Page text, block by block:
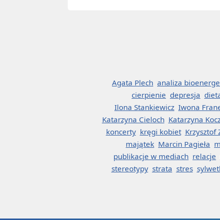
Agata Plech analiza
cierpienie depresja
Ilona Stankiewicz Iwona
Katarzyna Cieloch Katarzyna
koncerty kręgi kobiet Krzysztof
majątek Marcin Pagieła
publikacje w mediach relacje
stereotypy strata stres